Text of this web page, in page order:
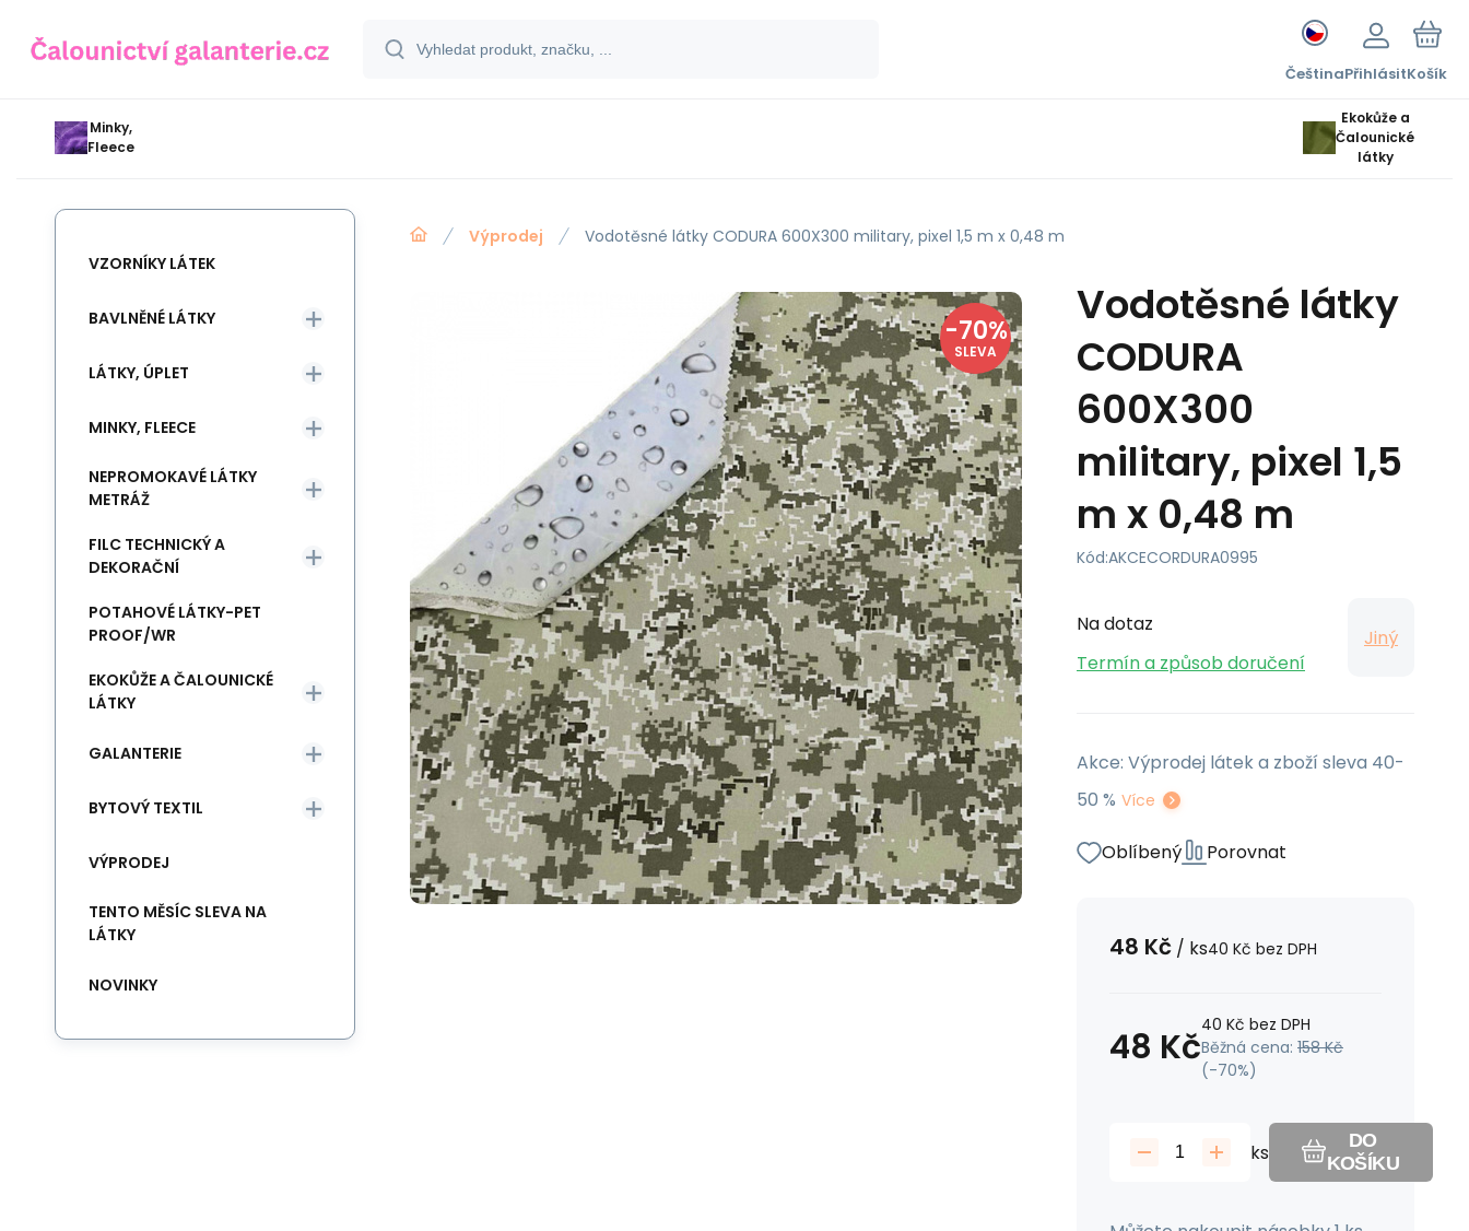
ČeštinaPřihlásitKošík
Minky,
Fleece
Ekokůže a
Čalounické
látky
Výprodej Vodotěsné látky CODURA 600X300 military, pixel 1,5 m x 0,48 m
-70%
SLEVA
Vodotěsné látky
CODURA
600X300
military, pixel 1,5
m x 0,48 m
Kód:AKCECORDURA0995
Na dotaz
Termín a způsob doručení
Jiný
Akce: Výprodej látek a zboží sleva 40-
50 % Více
Oblíbený Porovnat
48 Kč / ks40 Kč bez DPH
48 Kč40 Kč bez DPH
Běžná cena: 158 Kč
(-70%)
ks
DO
KOŠÍKU
VZORNÍKY LÁTEK
BAVLNĚNÉ LÁTKY
LÁTKY, ÚPLET
MINKY, FLEECE
NEPROMOKAVÉ LÁTKY
METRÁŽ
FILC TECHNICKÝ A
DEKORAČNÍ
POTAHOVÉ LÁTKY-PET
PROOF/WR
EKOKŮŽE A ČALOUNICKÉ
LÁTKY
GALANTERIE
BYTOVÝ TEXTIL
VÝPRODEJ
TENTO MĚSÍC SLEVA NA
LÁTKY
NOVINKY